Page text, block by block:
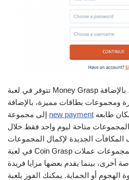
تتوفر في لعبة Money Grasp مجموعات بطاقات متنوعة، بالإضافة
ومجموعات بطاقات مميزة، بالإضافة
new payment
متاحة ليوم واحد فقط خلال
المكافآت الجديدة لإكمال المجموعات
في لعبة Coin Grasp باختلاف اللعبة. تقدم بعض المجموعات عملات
أخرى، بينما يقدم بعضها مزايا فريدة
الهجوم أو الحماية. يمكنك الفوز بلعبة